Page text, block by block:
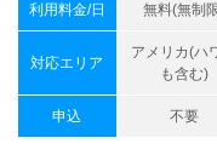
利用料金/日 無料(無制
対応エリア
アメリカ(ハ
も含む)
申込 不要